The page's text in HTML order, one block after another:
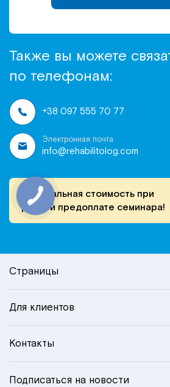
Также вы можете
по телефонам:
+38 097 555 70 77
Электронная почта
info@rehabilitolog.com
Специальная стоимость при
ранней предоплате семинара!
Страницы
Для клиентов
Контакты
Подписаться на новости